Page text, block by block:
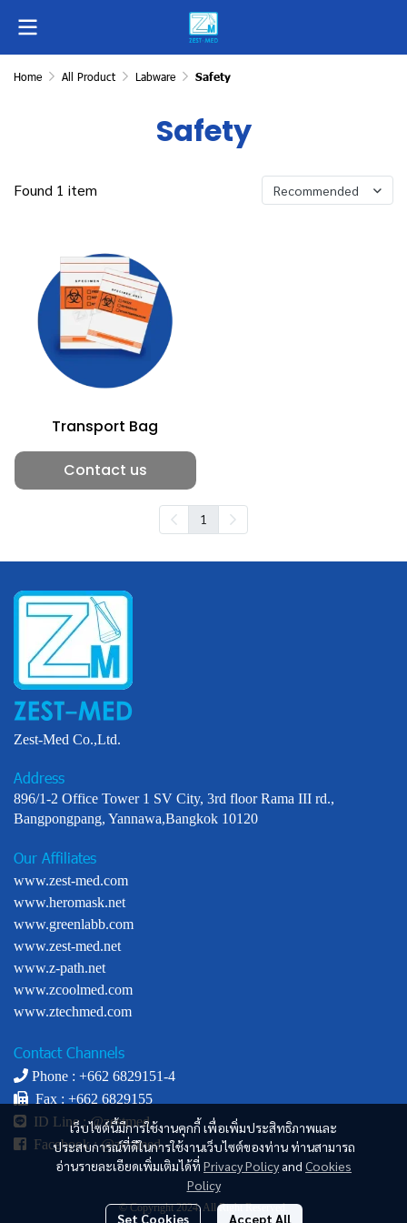
Home All Product Labware Safety
Safety
Found 1 item Recommended
Transport Bag
Contact us
1
เว็บไซต์นี้มีการใช้งานคุกกี้ เพื่อเพิ่มประสิทธิภาพและ
ประสบการณ์ที่ดีในการใช้งานเว็บไซต์ของท่าน ท่านสามารถ
อ่านรายละเอียดเพิ่มเติมได้ที่ Privacy Policy and Cookies
Policy
Set Cookies Accept All
Zest-Med Co.,Ltd.
Address
896/1-2 Office Tower 1 SV City, 3rd floor Rama III rd.,
Bangpongpang, Yannawa,Bangkok 10120
Our Affiliates
www.zest-med.com
www.heromask.net
www.greenlabb.com
www.zest-med.net
www.z-path.net
www.zcoolmed.com
www.ztechmed.com
Contact Channels
Phone : +662 6829151-4
Fax : +662 6829155
ID Line :@zestmed
Facebook :@zestmed
© Copyright 2024. All Right Reserved.